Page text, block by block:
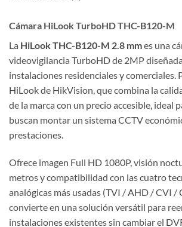
Cámara HiLook TurboHD THC-B120-M
La HiLook THC-B120-M 2.8 mmes una
videovigilancia TurboHD de 2MP
instalaciones residenciales y comerciales.
HiLook de HikVision, que combina la
de la marca con un precio accesible, ideal
buscan montar un sistema CCTV
prestaciones.
Ofrece imagen Full HD 1080P, visión
metros y compatibilidad con las cuatro
analógicas más usadas (TVI / AHD / CVI /
convierte en una solución versátil para
instalaciones existentes sin cambiar el